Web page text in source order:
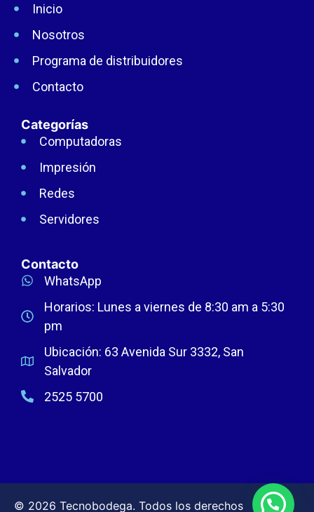
Inicio
Nosotros
Programa de distribuidores
Contacto
Categorías
Computadoras
Impresión
Redes
Servidores
Contacto
WhatsApp
Horarios: Lunes a viernes de 8:30 am a 5:30
pm
Ubicación: 63 Avenida Sur 3332, San
Salvador
2525 5700
© 2026 Tecnobodega. Todos los derechos